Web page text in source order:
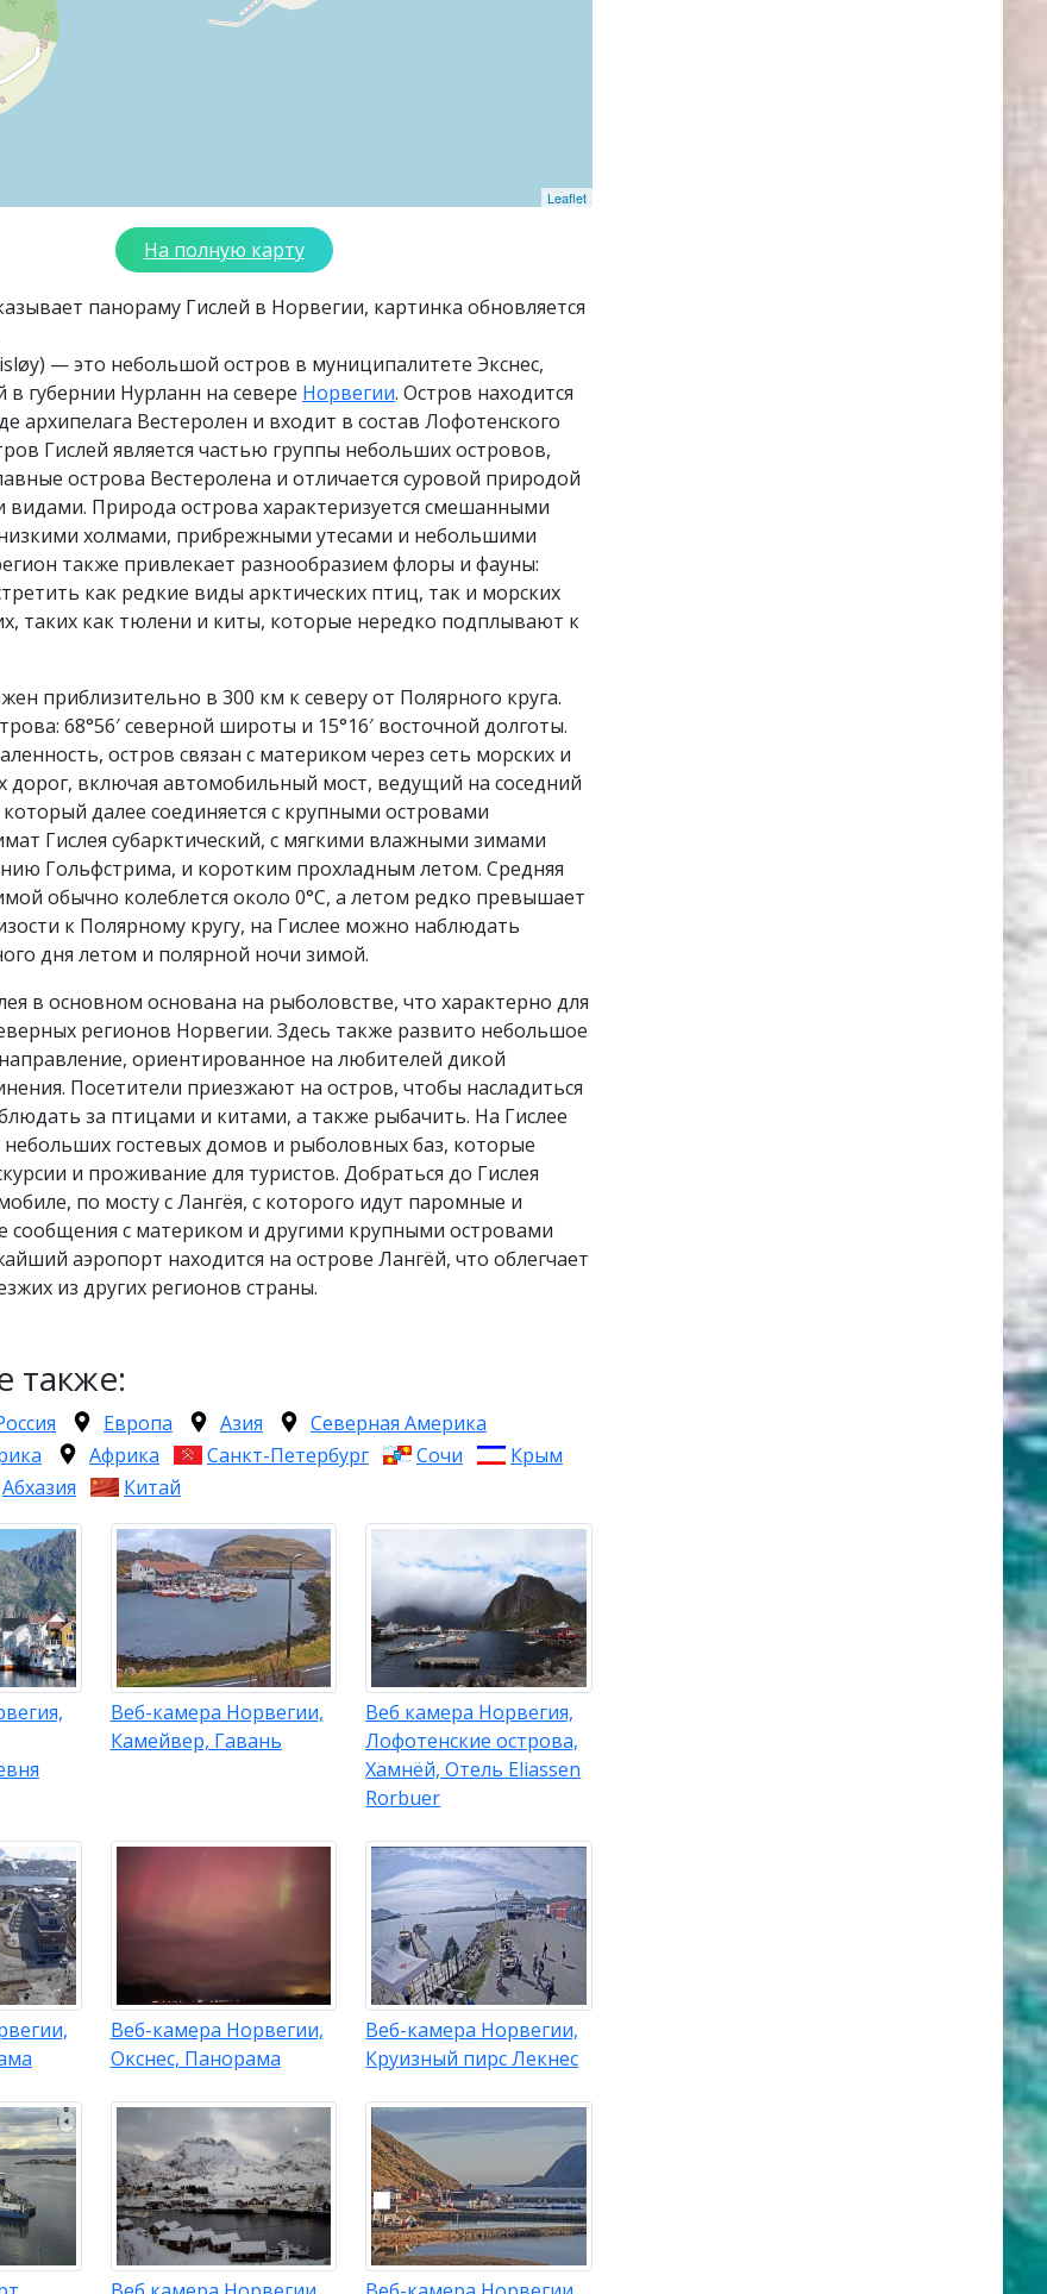
Leaflet
На полную карту
панораму Гислей в Норвегии, картинка обновляется
— это небольшой остров в муниципалитете Экснес,
губернии Нурланн на севере Норвегии. Остров находится
архипелага Вестеролен и входит в состав Лофотенского
Гислей является частью группы небольших островов,
острова Вестеролена и отличается суровой природой
Природа острова характеризуется смешанными
холмами, прибрежными утесами и небольшими
также привлекает разнообразием флоры и фауны:
как редкие виды арктических птиц, так и морских
таких как тюлени и киты, которые нередко подплывают к
приблизительно в 300 км к северу от Полярного круга.
68°56′ северной широты и 15°16′ восточной долготы.
остров связан с материком через сеть морских и
дорог, включая автомобильный мост, ведущий на соседний
далее соединяется с крупными островами
Гислея субарктический, с мягкими влажными зимами
Гольфстрима, и коротким прохладным летом. Средняя
обычно колеблется около 0°C, а летом редко превышает
к Полярному кругу, на Гислее можно наблюдать
дня летом и полярной ночи зимой.
в основном основана на рыболовстве, что характерно для
регионов Норвегии. Здесь также развито небольшое
ориентированное на любителей дикой
Посетители приезжают на остров, чтобы насладиться
за птицами и китами, а также рыбачить. На Гислее
небольших гостевых домов и рыболовных баз, которые
и проживание для туристов. Добраться до Гислея
по мосту с Лангёя, с которого идут паромные и
сообщения с материком и другими крупными островами
аэропорт находится на острове Лангёй, что облегчает
из других регионов страны.
также:
Европа Азия
Северная Америка
Африка Санкт-Петербург Сочи
Крым
Абхазия Китай
Веб-камера Норвегии,
Камейвер, Гавань
Веб камера Норвегия,
Лофотенские острова,
Хамнёй, Отель Eliassen
Rorbuer
Веб-камера Норвегии,
Окснес, Панорама
Веб-камера Норвегии,
Круизный пирс Лекнес